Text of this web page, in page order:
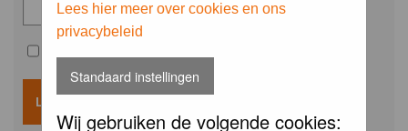
Lees hier meer over cookies en ons
privacybeleid
Standaard instellingen
Wij gebruiken de volgende cookies: